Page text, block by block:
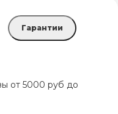
Гарантии
от 5000 руб до